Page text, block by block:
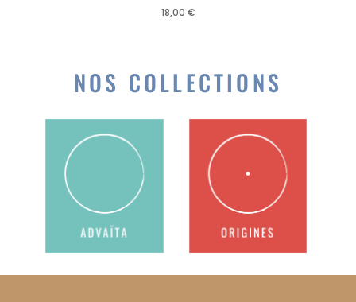
18,00 €
NOS COLLECTIONS